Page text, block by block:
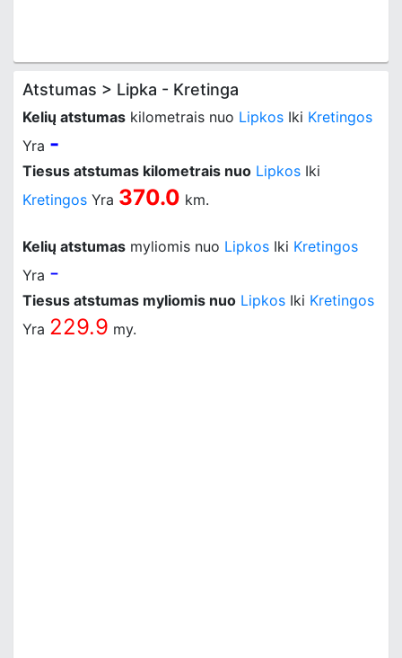
Atstumas > Lipka - Kretinga
Kelių atstumas kilometrais nuo Lipkos Iki Kretingos
Yra -
Tiesus atstumas kilometrais nuo Lipkos Iki
Kretingos Yra 370.0 km.
Kelių atstumas myliomis nuo Lipkos Iki Kretingos
Yra -
Tiesus atstumas myliomis nuo Lipkos Iki Kretingos
Yra 229.9 my.